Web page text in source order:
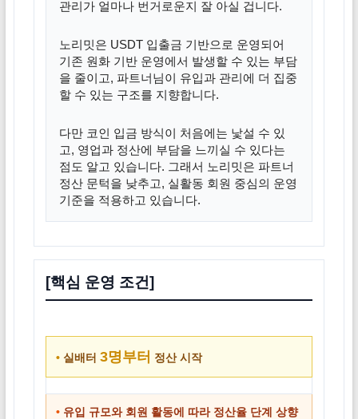
관리가 얼마나 번거로운지 잘 아실 겁니다.
노리밋은 USDT 입출금 기반으로 운영되어
기존 원화 기반 운영에서 발생할 수 있는 부담
을 줄이고, 파트너님이 유입과 관리에 더 집중
할 수 있는 구조를 지향합니다.
다만 코인 입금 방식이 처음에는 낯설 수 있
고, 영업과 정산에 부담을 느끼실 수 있다는
점도 알고 있습니다. 그래서 노리밋은 파트너
정산 문턱을 낮추고, 실활동 회원 중심의 운영
기준을 적용하고 있습니다.
[핵심 운영 조건]
•실배터 3명부터 정산 시작
•유입 규모와 회원 활동에 따라 정산율 단계 상향